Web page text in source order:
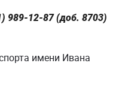
989-12-87 (доб. 8703)
имени Ивана